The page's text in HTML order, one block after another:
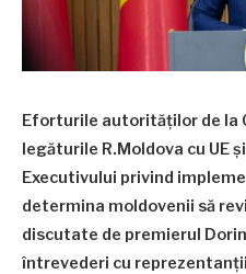
Eforturile autorităților de la
legăturile R.Moldova cu UE
Executivului privind
determina moldovenii să
discutate de premierul
întrevederi cu